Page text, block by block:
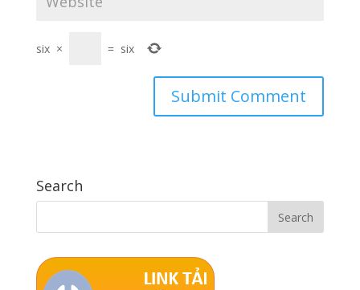
six × = six
Search